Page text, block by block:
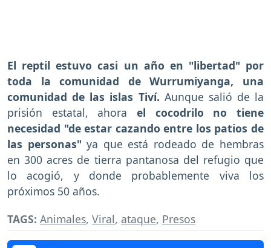
El reptil estuvo casi un año en "libertad" por
toda la comunidad de Wurrumiyanga, una
comunidad de las islas Tiví. Aunque salió de la
prisión estatal, ahora el cocodrilo no tiene
necesidad "de estar cazando entre los patios de
las personas"ya que está rodeado de hembras
en 300 acres de tierra pantanosa del refugio que
lo acogió, y donde probablemente viva los
próximos 50 años.
TAGS: Animales, Viral, ataque, Presos